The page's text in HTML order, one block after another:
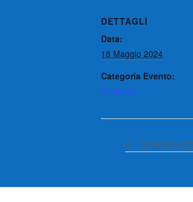
DETTAGLI
Data:
18 Maggio 2024
Categoria Evento:
Piemonte
TARGA